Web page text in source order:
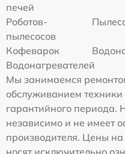
печей
Роботов-
пылесосов
Кофеварок
Водонагревателей
Мы занимаемся
обслуживанием техники
гарантийного периода.
независимо и не имеет
производителя. Цены
носят исключительно